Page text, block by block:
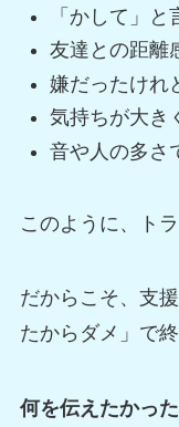
「かして」
友達との距離
嫌だったけれ
気持ちが大き
音や人の多さ
このように、ト
だからこそ、支
たからダメ」で
何を伝えたかっ